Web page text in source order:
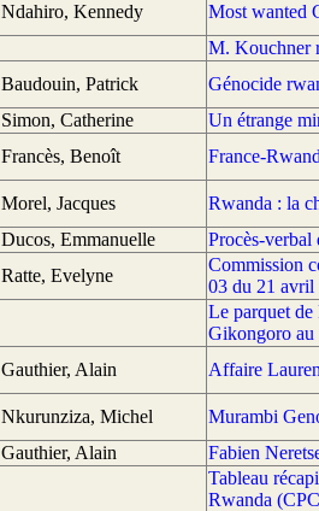
Ndahiro, Kennedy
Most wanted
M. Kouchner
Baudouin, Patrick
Génocide
Simon, Catherine
Un étrange
Francès, Benoît France-
Morel, Jacques
Rwanda : la
Ducos, Emmanuelle
Procès-verbal
Ratte, Evelyne
Commission
03 du 21 avril
Le parquet de
Gikongoro au
Gauthier, Alain Affaire
Nkurunziza, Michel
Murambi
Gauthier, Alain
Fabien
Tableau
Rwanda